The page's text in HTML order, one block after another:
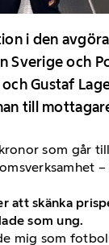
i den
Sverige och
Gustaf
till
som går
–
att skänka
som ung.
mig som